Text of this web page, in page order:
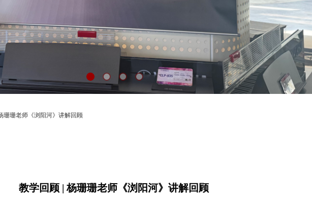
珊珊老师《浏阳河》讲解回顾
教学回顾 | 杨珊珊老师《浏阳河》讲解回顾